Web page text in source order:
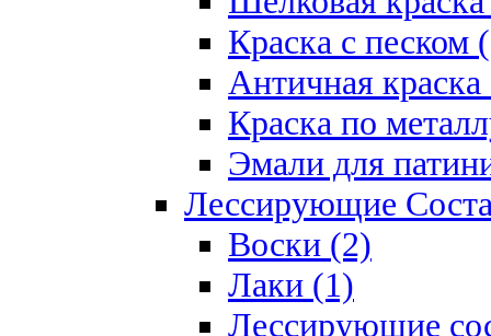
Краска с песком
Античная
Краска по
Эмали для
Лессирующие
Воски (2)
Лаки (1)
Лессирующие